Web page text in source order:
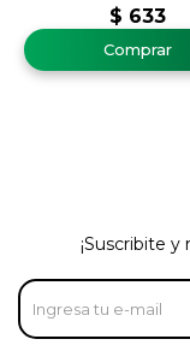
$ 633
¡Suscribite